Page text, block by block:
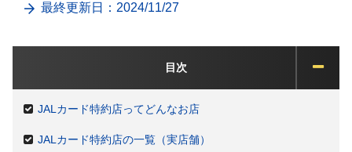
最終更新日：2024/11/27
目次
JALカード特約店ってどんなお店
JALカード特約店の一覧（実店舗）